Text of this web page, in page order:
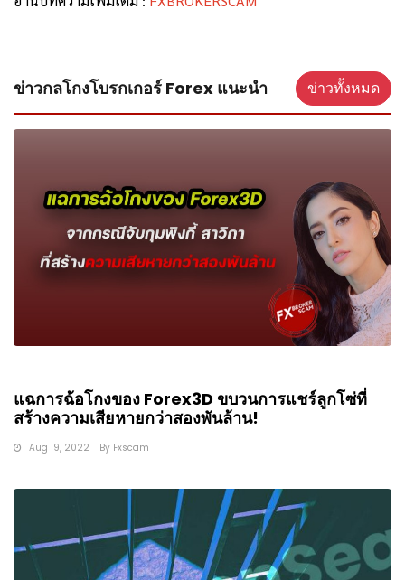
ข่าวกลโกงโบรกเกอร์ Forex แนะนำ ข่าวทั้งหมด
แฉการฉ้อโกงของ Forex3D ขบวนการแชร์ลูกโซ่ที่
สร้างความเสียหายกว่าสองพันล้าน!
Aug 19, 2022 By Fxscam